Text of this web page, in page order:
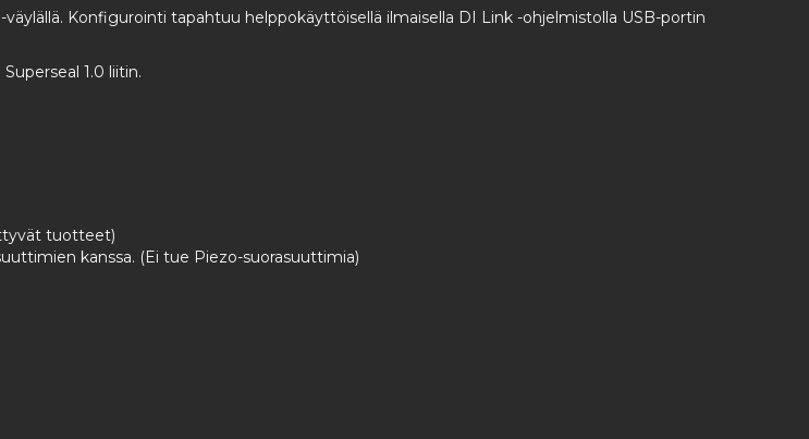
Konfigurointi tapahtuu helppokäyttöisellä ilmaisella DI Link -ohjelmistolla USB-portin
1.0 liitin.
tuotteet)
kanssa. (Ei tue Piezo-suorasuuttimia)